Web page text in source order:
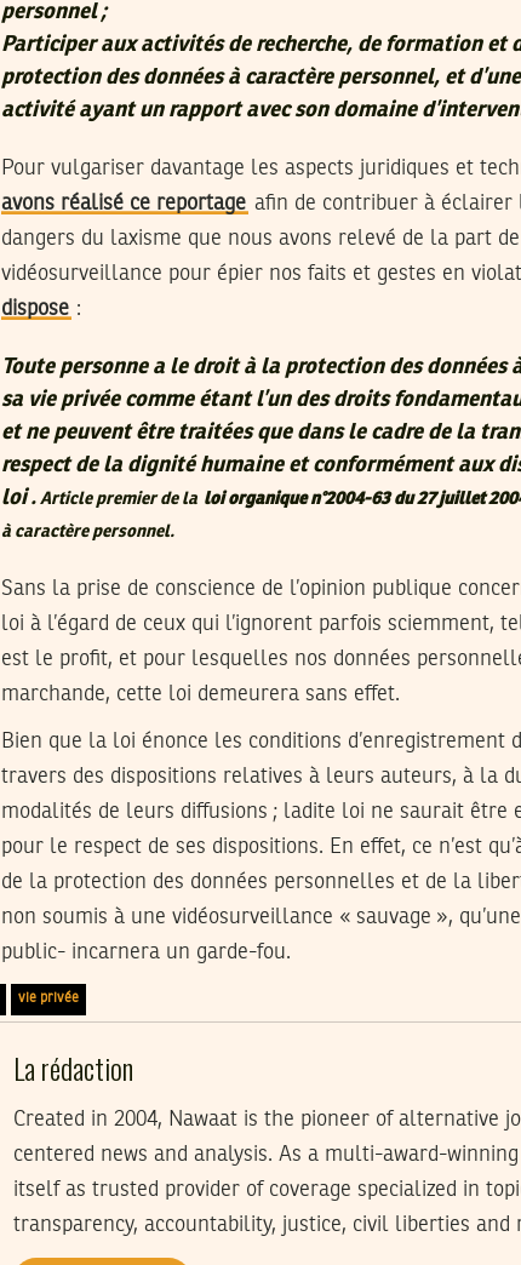
personnel ;
Participer aux activités de recherche, de formation et
protection des données à caractère personnel, et
activité ayant un rapport avec son domaine
Pour vulgariser davantage les aspects juridiques et
avons réalisé ce reportage afin de contribuer à éclairer
dangers du laxisme que nous avons relevé de la part
vidéosurveillance pour épier nos faits et gestes en
dispose :
Toute personne a le droit à la protection des données
sa vie privée comme étant l’un des droits
et ne peuvent être traitées que dans le cadre de la
respect de la dignité humaine et conformément aux
loi . Article premier de la loi organique n°2004-63 du 27 juillet
à caractère personnel.
Sans la prise de conscience de l’opinion publique
loi à l’égard de ceux qui l’ignorent parfois sciemment,
est le profit, et pour lesquelles nos données
marchande, cette loi demeurera sans effet.
Bien que la loi énonce les conditions d’enregistrement
travers des dispositions relatives à leurs auteurs, à la
modalités de leurs diffusions ; ladite loi ne saurait être
pour le respect de ses dispositions. En effet, ce n’est
de la protection des données personnelles et de la
non soumis à une vidéosurveillance « sauvage »,
public- incarnera un garde-fou.
vie privée
La rédaction
Created in 2004, Nawaat is the pioneer of alternative
centered news and analysis. As a multi-award-
itself as trusted provider of coverage specialized in
transparency, accountability, justice, civil liberties and